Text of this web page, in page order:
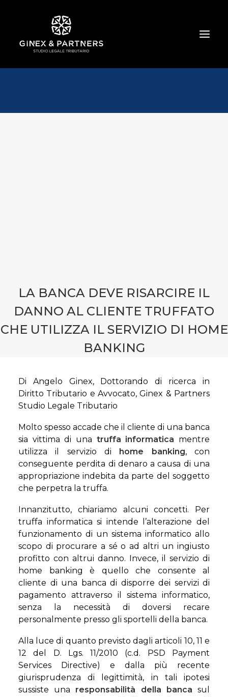
CHI SIAMO
LA BANCA DEVE RISARCIRE IL
DANNO AL CLIENTE TRUFFATO
CHE UTILIZZA IL SERVIZIO DI HOME
BANKING
Di Angelo Ginex, Dottorando di ricerca in
Diritto Tributario e Avvocato, Ginex & Partners
Studio Legale Tributario
Molto spesso accade che il cliente di una banca
sia vittima di una truffa informatica mentre
utilizza il servizio di home banking, con
conseguente perdita di denaro a causa di una
appropriazione indebita da parte del soggetto
che perpetra la truffa.
Innanzitutto, chiariamo alcuni concetti. Per
truffa informatica si intende l’alterazione del
funzionamento di un sistema informatico allo
scopo di procurare a sé o ad altri un ingiusto
profitto con altrui danno. Invece, il servizio di
home banking è quello che consente al
cliente di una banca di disporre dei servizi di
pagamento attraverso il sistema informatico,
senza la necessità di doversi recare
personalmente presso gli sportelli della banca.
Alla luce di quanto previsto dagli articoli 10, 11 e
12 del D. Lgs. 11/2010 (c.d. PSD Payment
Services Directive) e dalla più recente
giurisprudenza di legittimità, in tali ipotesi
sussiste una responsabilità della bancasul